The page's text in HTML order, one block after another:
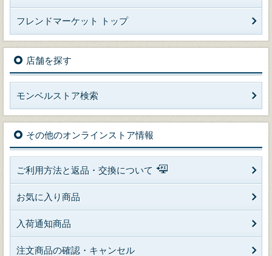
フレンドマーケット トップ
店舗を探す
モンベルストア検索
その他のオンラインストア情報
ご利用方法と返品・交換について
お気に入り商品
入荷通知商品
注文商品の確認・キャンセル